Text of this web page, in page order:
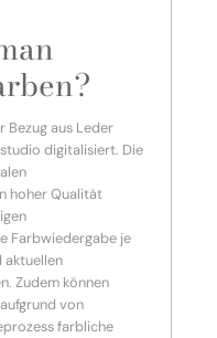
Bezug aus Leder
digitalisiert. Die
hoher Qualität
Farbwiedergabe je
aktuellen
Zudem können
von
farbliche